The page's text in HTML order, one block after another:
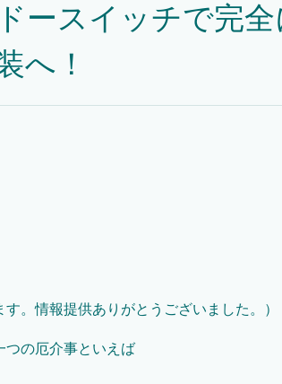
ースイッチで完
へ！
。情報提供ありがとうございました。）
つの厄介事といえば